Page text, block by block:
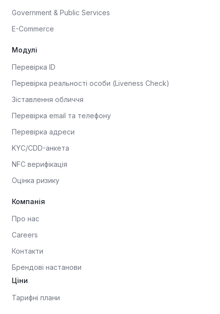
Government & Public Services
E-Commerce
Модулі
Перевірка ID
Перевірка реальності особи (Liveness Check)
Зіставлення обличчя
Перевірка email та телефону
Перевірка адреси
KYC/CDD-анкета
NFC верифікація
Оцінка ризику
Компанія
Про нас
Careers
Контакти
Брендові настанови
Ціни
Тарифні плани